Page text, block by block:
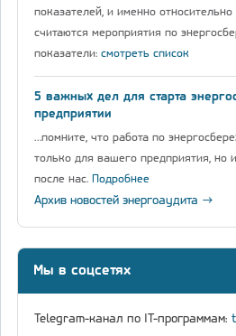
показателей, и именно
считаются мероприятия по
показатели: смотреть список
5 важных дел для старта
предприятии
…помните, что работа по
только для вашего предприятия, но
после нас. Подробнее
Архив новостей энергоаудита →
Мы в соцсетях
Telegram-канал по IT-программам: